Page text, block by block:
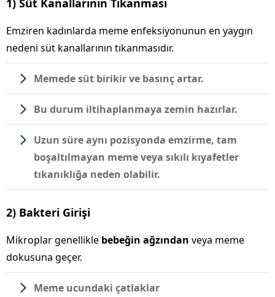
Emziren kadınlarda meme enfeksiyonunun en yaygın
nedeni süt kanallarının tıkanmasıdır.
Memede süt birikir ve basınç artar.
Bu durum iltihaplanmaya zemin hazırlar.
Uzun süre aynı pozisyonda emzirme, tam
boşaltılmayan meme veya sıkılı kıyafetler
tıkanıklığa neden olabilir.
2) Bakteri Girişi
Mikroplar genellikle bebeğin ağzından veya meme
dokusuna geçer.
Meme ucundaki çatlaklar